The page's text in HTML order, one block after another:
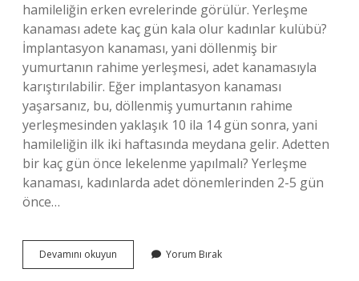
hamileliğin erken evrelerinde görülür. Yerleşme
kanaması adete kaç gün kala olur kadınlar kulübü?
İmplantasyon kanaması, yani döllenmiş bir
yumurtanın rahime yerleşmesi, adet kanamasıyla
karıştırılabilir. Eğer implantasyon kanaması
yaşarsanız, bu, döllenmiş yumurtanın rahime
yerleşmesinden yaklaşık 10 ila 14 gün sonra, yani
hamileliğin ilk iki haftasında meydana gelir. Adetten
bir kaç gün önce lekelenme yapılmalı? Yerleşme
kanaması, kadınlarda adet dönemlerinden 2-5 gün
önce…
Devamını okuyun Yerleşme
Kanaması
Yorum Bırak